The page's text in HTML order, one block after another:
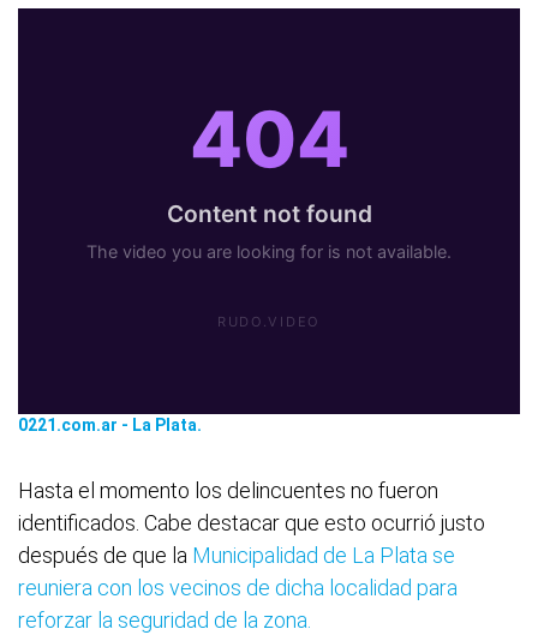
0221.com.ar - La Plata.
Hasta el momento los delincuentes no fueron
identificados. Cabe destacar que esto ocurrió justo
después de que la Municipalidad de La Plata se
reuniera con los vecinos de dicha localidad para
reforzar la seguridad de la zona.